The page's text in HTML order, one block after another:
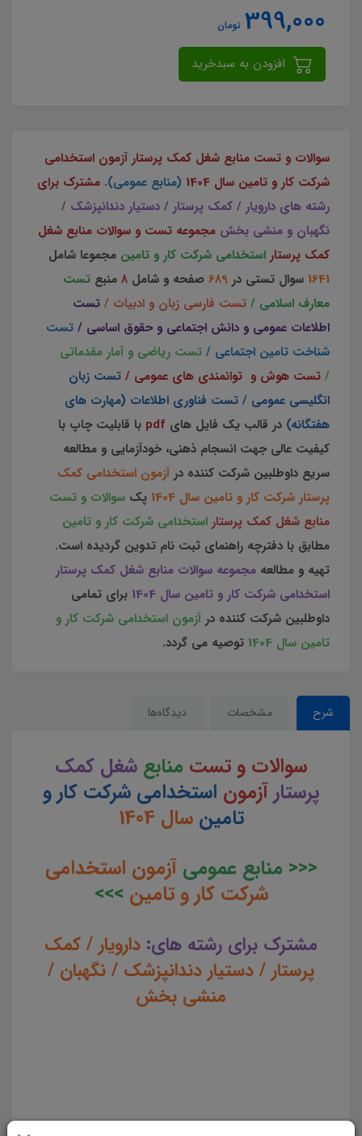
399,000 تومان
سوالات و تست منابع شغل کمک پرستار آزمون استخدامی
شرکت کار و تامین سال 1404
(منابع عمومی). مشترک برای
رشته های دارویار / کمک پرستار / دستیار دندانپزشک /
نگهبان و منشی بخش مجموعه تست و سوالات منابع شغل
کمک پرستار استخدامی شرکت کار و تامین مجموعا شامل
1641 سوال تستی در 689 صفحه و شامل 8 منبع تست
معارف اسلامی / تست فارسی زبان و ادبیات / تست
اطلاعات عمومی و دانش اجتماعی و حقوق اساسی / تست
شناخت تامین اجتماعی / تست ریاضی و آمار مقدماتی
/ تست هوش و توانمندی های عمومی / تست زبان
انگلیسی عمومی / تست فناوری اطلاعات (مهارت های
هفتگانه) در قالب یک فایل های pdf با قابلیت چاپ با
کیفیت عالی جهت انسجام ذهنی، خودآزمایی و مطالعه
سریع داوطلبین شرکت کننده در آزمون استخدامی کمک
پرستار شرکت کار و تامین سال 1404
پک سوالات و تست
منابع شغل کمک پرستار استخدامی شرکت کار و تامین
مطابق با دفترچه راهنمای ثبت نام تدوین گردیده است.
تهیه و مطالعه مجموعه سوالات منابع شغل کمک پرستار
استخدامی شرکت کار و تامین سال 1404
برای تمامی
داوطلبین شرکت کننده در آزمون استخدامی شرکت کار و
تامین سال 1404
توصیه می گردد.
شرح مشخصات دیدگاه‌ها
سوالات و تست منابع شغل کمک
پرستارآزمون استخدامی شرکت کار و
تامین سال 1404
<<< منابع عمومی آزمون استخدامی
شرکت کار و تامین >>>
مشترک برای رشته های: دارویار / کمک
پرستار / دستیار دندانپزشک / نگهبان /
منشی بخش